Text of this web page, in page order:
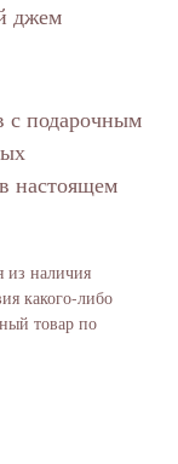
джем
с подарочным
настоящем
из наличия
какого-либо
товар по